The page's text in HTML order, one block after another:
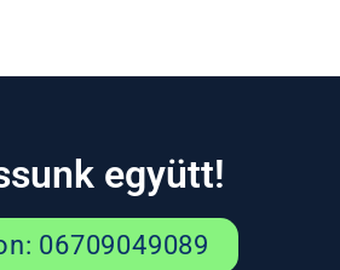
együtt!
06709049089